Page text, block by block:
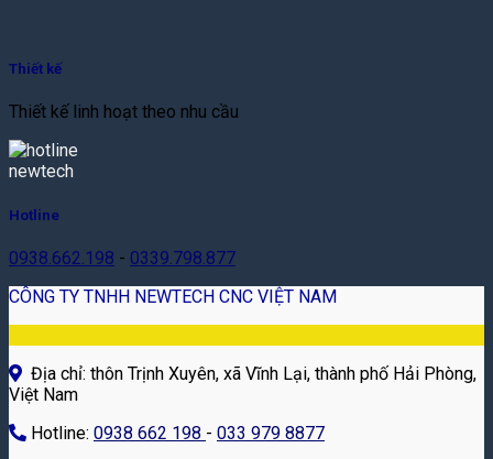
Thiết kế
Thiết kế linh hoạt theo nhu cầu
Hotline
0938.662.198 - 0339.798.877
CÔNG TY TNHH NEWTECH CNC VIỆT NAM
Địa chỉ: thôn Trịnh Xuyên, xã Vĩnh Lại, thành phố Hải Phòng,
Việt Nam
Hotline: 0938 662 198 - 033 979 8877